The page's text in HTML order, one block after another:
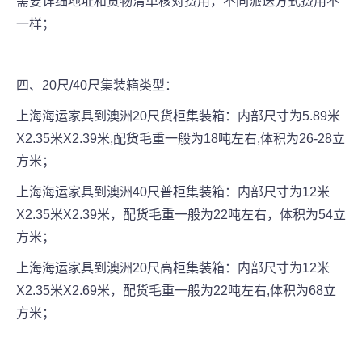
一样；
四、20尺/40尺集装箱类型：
上海海运家具到澳洲20尺货柜集装箱：内部尺寸为5.89米
X2.35米X2.39米,配货毛重一般为18吨左右,体积为26-28立
方米；
上海海运家具到澳洲40尺普柜集装箱：内部尺寸为12米
X2.35米X2.39米，配货毛重一般为22吨左右，体积为54立
方米；
上海海运家具到澳洲20尺高柜集装箱：内部尺寸为12米
X2.35米X2.69米，配货毛重一般为22吨左右,体积为68立
方米；